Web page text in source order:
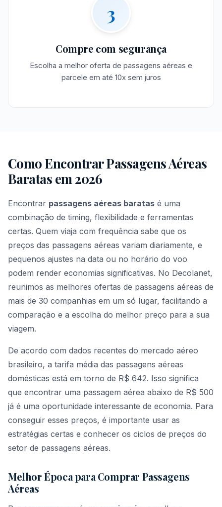
3
Compre com segurança
Escolha a melhor oferta de passagens aéreas e
parcele em até 10x sem juros
Como Encontrar Passagens Aéreas
Baratas em 2026
Encontrar passagens aéreas baratas é uma
combinação de timing, flexibilidade e ferramentas
certas. Quem viaja com frequência sabe que os
preços das passagens aéreas variam diariamente, e
pequenos ajustes na data ou no horário do voo
podem render economias significativas. No Decolanet,
reunimos as melhores ofertas de passagens aéreas de
mais de 30 companhias em um só lugar, facilitando a
comparação e a escolha do melhor preço para a sua
viagem.
De acordo com dados recentes do mercado aéreo
brasileiro, a tarifa média das passagens aéreas
domésticas está em torno de R$ 642. Isso significa
que encontrar uma passagem aérea abaixo de R$ 500
já é uma oportunidade interessante de economia. Para
conseguir esses preços, é importante usar as
estratégias certas e conhecer os ciclos de preços do
setor de passagens aéreas.
Melhor Época para Comprar Passagens
Aéreas